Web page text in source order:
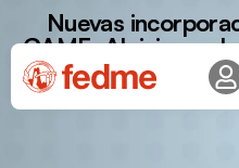
Nuevas
GAME: Alpinismo